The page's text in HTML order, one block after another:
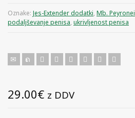
Oznake: Jes-Extender dodatki, Mb. Peyronei
podaljševanje penisa, ukrivljenost penisa
29.00€ z DDV